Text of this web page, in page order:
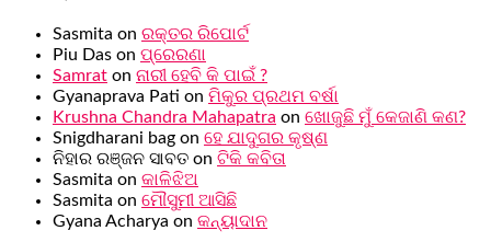
Sasmita on ରକ୍ତର ରିପୋର୍ଟ
Piu Das on ପ୍ରେରଣା
Samrat on ନାରୀ ହେବି କି ପାଇଁ ?
Gyanaprava Pati on ମିକୁର ପ୍ରଥମ ବର୍ଷା
Krushna Chandra Mahapatra on ଖୋଜୁଛି ମୁଁ କେଜାଣି କଣ?
Snigdharani bag on ହେ ଯାଦୁଗର କୃଷ୍ଣ
ନିହାର ରଞ୍ଜନ ସାବତ on ଟିକି କବିତା
Sasmita on କାଳିଝିଅ
Sasmita on ମୌସୁମୀ ଆସିଛି
Gyana Acharya on କନ୍ୟାଦାନ